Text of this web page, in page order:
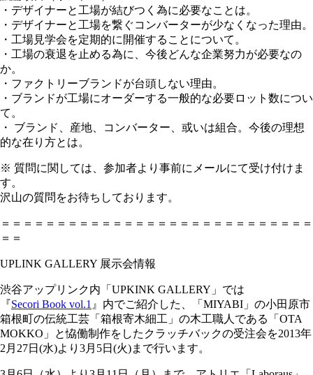
・デザイナーと工場が結びつく為に必要なことは。
・デザイナーと工場を繋ぐコンバーターが少なくなった理由。
・工場見学会を定期的に開催することについて。
・工場の衰退を止める為に、今後どんな企業努力が必要なの
か。
・ファクトリーブランドが台頭しない理由。
・ブランドが工場にオーダーする一般的な必要ロット数につい
て。
・ ブランド、産地、コンバーター、或いは組合。今後の理想
的な在り方とは。
※ 質問に関しては、参加者より事前にメールにて受け付けま
す。
沢山の質問をお待ちしております。
＝＝＝＝＝＝＝＝＝＝＝＝＝＝＝＝＝＝＝＝＝＝＝＝＝＝ ＝＝
＝＝
UPLINK GALLERY 展示会情報
渋谷アップリンク内「UPKINK GALLERY」では
『Secori Book vol.1 』内でご紹介した、「MIYABI」の小田原市
箱根町の伝統工芸「箱根寄木細工」の木工職人である「 OTA
MOKKO」と恊働制作をしたクラッチバックの受注会を2013年
2月27日(水)より3月5日(火)まで行い ます。